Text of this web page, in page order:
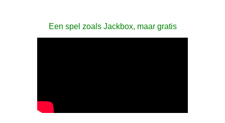
Een spel zoals Jackbox, maar gratis